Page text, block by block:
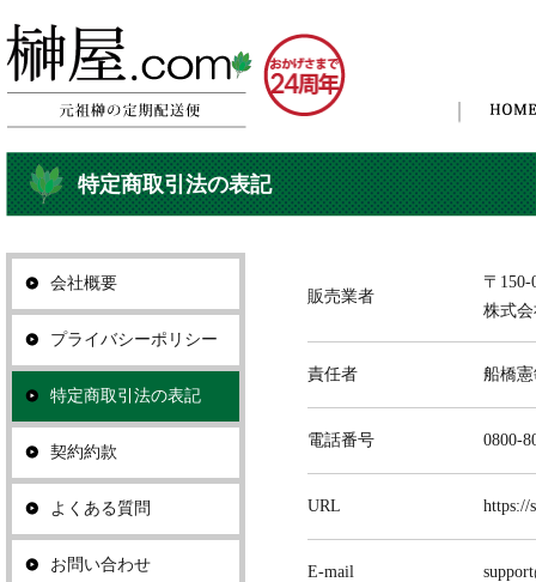
特定商取引法の表記
会社概要
プライバシーポリシー
特定商取引法の表記
契約約款
よくある質問
お問い合わせ
販売業者
〒
株式
責任者 船橋
電話番号 0800-
URL https://
E-mail